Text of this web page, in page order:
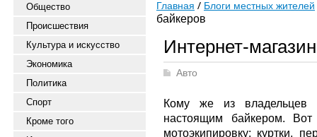
Общество
Происшествия
Культура и искусство
Экономика
Политика
Спорт
Кроме того
Главная Блоги местных жителей
байкеров
Интернет-
Авто
Кому же из владельцев
настоящим байкером.
мотоэкипировку: куртки,